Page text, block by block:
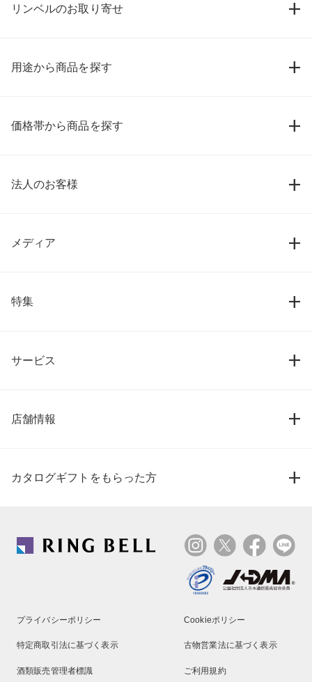
リンベルのお取り寄せ
用途から商品を探す
価格帯から商品を探す
法人のお客様
メディア
特集
サービス
店舗情報
カタログギフトをもらった方
プライバシーポリシー Cookieポリシー
特定商取引法に基づく表示 古物営業法に基づく表示
酒類販売管理者標識 ご利用規約